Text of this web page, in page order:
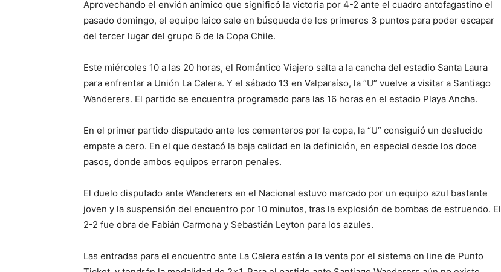
Aprovechando el envión anímico que significó la victoria por 4-2 ante el cuadro antofagastino el
pasado domingo, el equipo laico sale en búsqueda de los primeros 3 puntos para poder escapar
del tercer lugar del grupo 6 de la Copa Chile.
Este miércoles 10 a las 20 horas, el Romántico Viajero salta a la cancha del estadio Santa Laura
para enfrentar a Unión La Calera. Y el sábado 13 en Valparaíso, la “U” vuelve a visitar a Santiago
Wanderers. El partido se encuentra programado para las 16 horas en el estadio Playa Ancha.
En el primer partido disputado ante los cementeros por la copa, la “U” consiguió un deslucido
empate a cero. En el que destacó la baja calidad en la definición, en especial desde los doce
pasos, donde ambos equipos erraron penales.
El duelo disputado ante Wanderers en el Nacional estuvo marcado por un equipo azul bastante
joven y la suspensión del encuentro por 10 minutos, tras la explosión de bombas de estruendo. El
2-2 fue obra de Fabián Carmona y Sebastián Leyton para los azules.
Las entradas para el encuentro ante La Calera están a la venta por el sistema on line de Punto